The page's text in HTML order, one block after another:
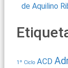
de Aquilino
1º Ciclo ACD